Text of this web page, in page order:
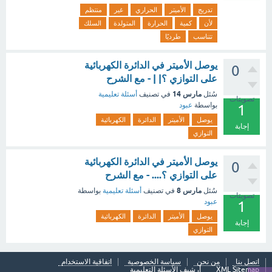
تدريج الأميتر الحراري غير
منتظم
لأن
كمية الحرارة المتولدة
السلك
تتناسب
طرديًا
0
تصويتات
1
إجابة
يوصل الأميتر في الدائرة الكهربائية
على التوازي ؟| | - مع الشرح
سُئل مارس 14 في تصنيف أسئلة تعليمية
بواسطة عبود
يوصل الأميتر الدائرة
الكهربائية
التوازي
0
تصويتات
1
إجابة
يوصل الأميتر في الدائرة الكهربائية
على التوازي ؟.... - مع الشرح
سُئل مارس 8 في تصنيف أسئلة تعليمية بواسطة
عبود
يوصل الأميتر الدائرة
الكهربائية
التوازي
اتصل بنا من نحن سياسة الخصوصية
اتفاقية الاستخدام
XML Sitemap
أرشيف الأسئلة التعليمية